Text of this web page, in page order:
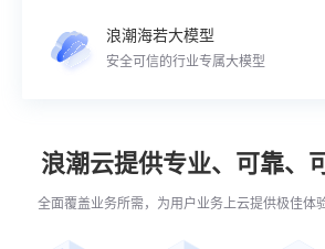
浪潮海若大模型
安全可信的行业专属大模型
浪潮云提供专业、可靠、
全面覆盖业务所需，为用户业务上云提供极佳体验